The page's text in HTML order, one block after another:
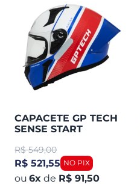
CAPACETE GP TECH
SENSE START
R$ 549,00
R$ 521,55
6x de R$ 91,50